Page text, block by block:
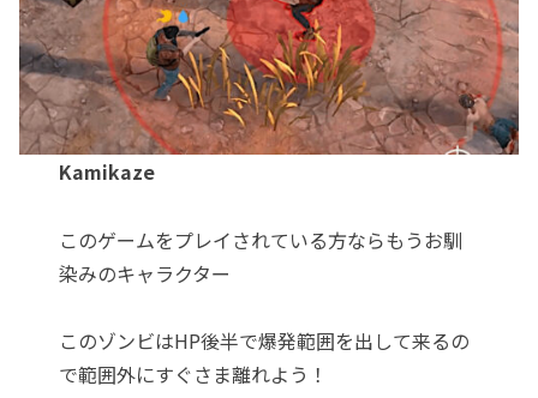
Kamikaze
このゲームをプレイされている方ならもうお馴
染みのキャラクター
このゾンビはHP後半で爆発範囲を出して来るの
で範囲外にすぐさま離れよう！